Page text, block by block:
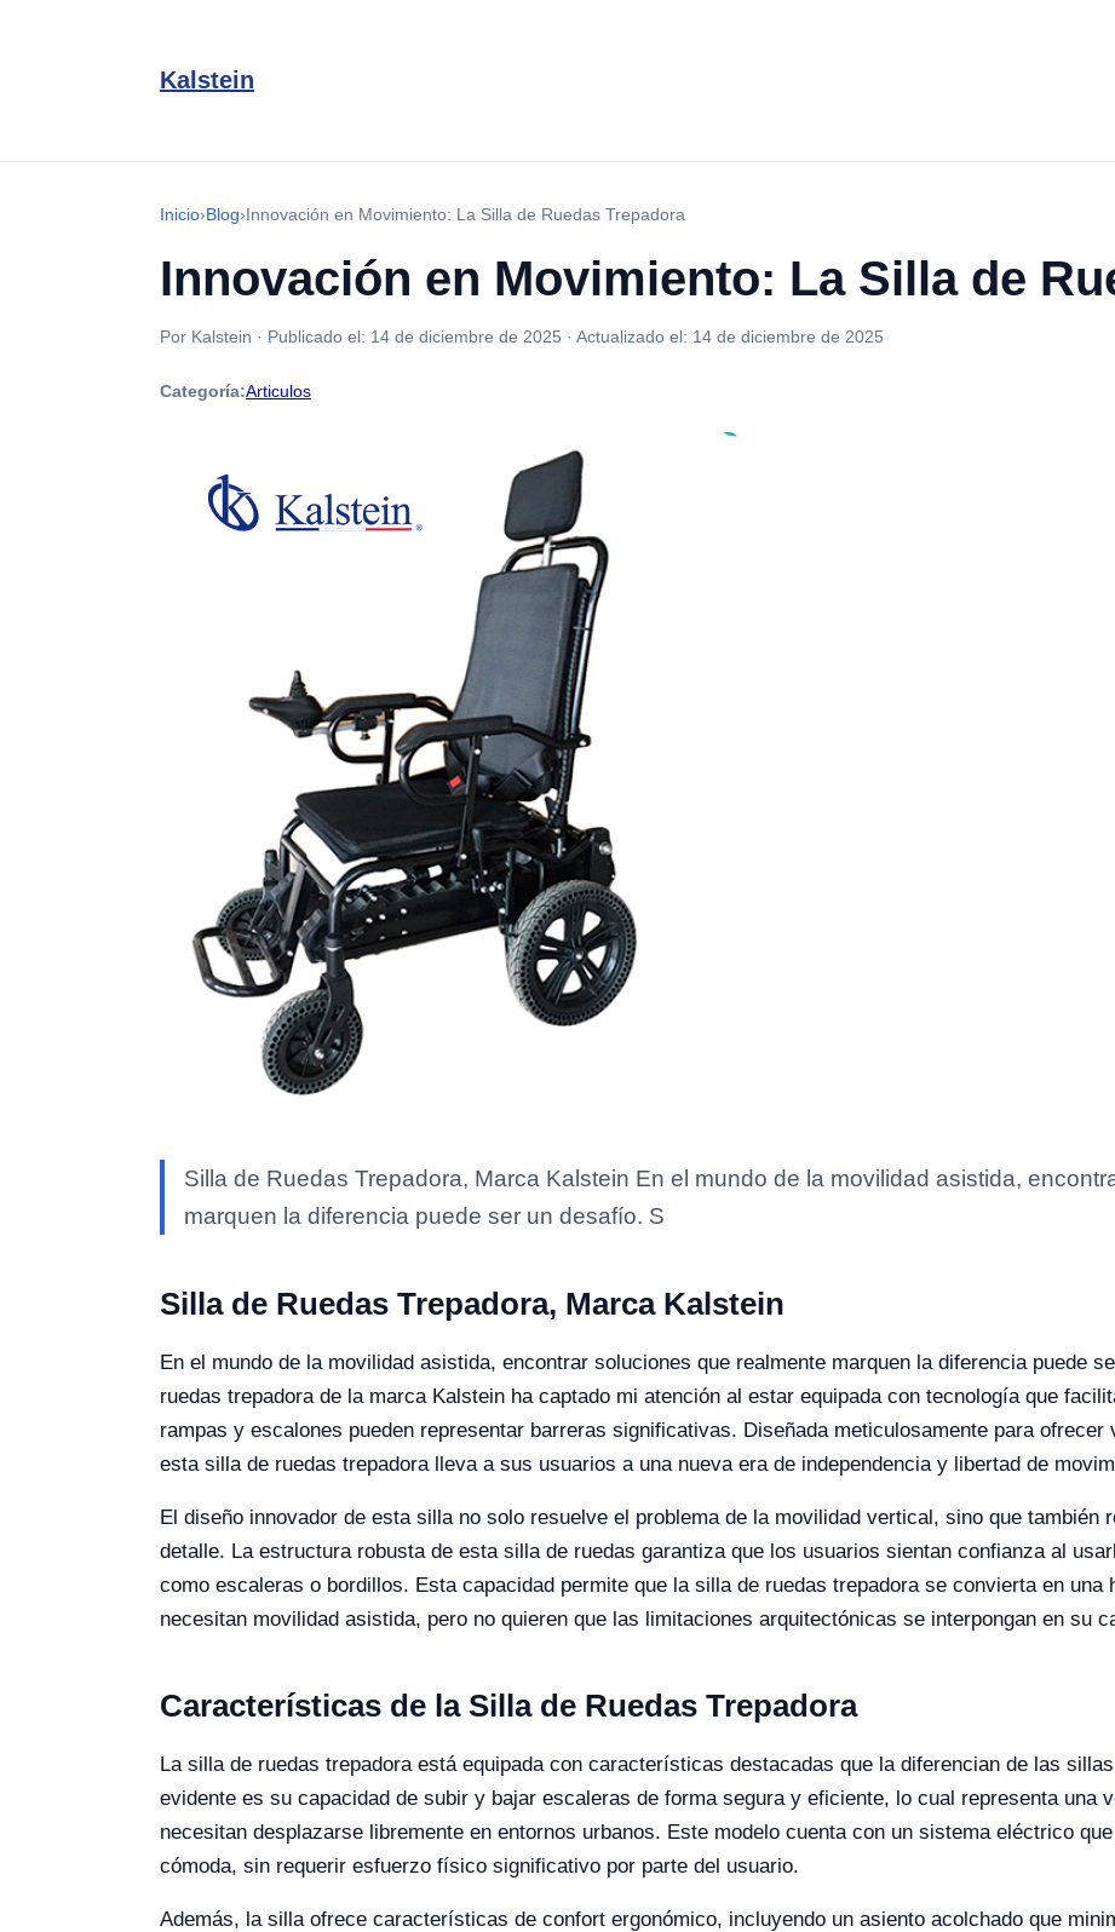
Kalstein
Inicio›Blog›Innovación en Movimiento: La Silla de Ruedas Trepadora
Innovación en Movimiento: La Silla de
Por Kalstein · Publicado el: 14 de diciembre de 2025 · Actualizado el: 14 de diciembre de 2025
Categoría:Articulos
Silla de Ruedas Trepadora, Marca Kalstein En el mundo de la movilidad asistida,
marquen la diferencia puede ser un desafío. S
Silla de Ruedas Trepadora, Marca Kalstein
En el mundo de la movilidad asistida, encontrar soluciones que realmente marquen la diferencia puede
ruedas trepadora de la marca Kalstein ha captado mi atención al estar equipada con tecnología que
rampas y escalones pueden representar barreras significativas. Diseñada meticulosamente para
esta silla de ruedas trepadora lleva a sus usuarios a una nueva era de independencia y libertad de
El diseño innovador de esta silla no solo resuelve el problema de la movilidad vertical, sino que también
detalle. La estructura robusta de esta silla de ruedas garantiza que los usuarios sientan confianza al
como escaleras o bordillos. Esta capacidad permite que la silla de ruedas trepadora se convierta en una
necesitan movilidad asistida, pero no quieren que las limitaciones arquitectónicas se interpongan en su
Características de la Silla de Ruedas Trepadora
La silla de ruedas trepadora está equipada con características destacadas que la diferencian de las
evidente es su capacidad de subir y bajar escaleras de forma segura y eficiente, lo cual representa una
necesitan desplazarse libremente en entornos urbanos. Este modelo cuenta con un sistema eléctrico
cómoda, sin requerir esfuerzo físico significativo por parte del usuario.
Además, la silla ofrece características de confort ergonómico, incluyendo un asiento acolchado que